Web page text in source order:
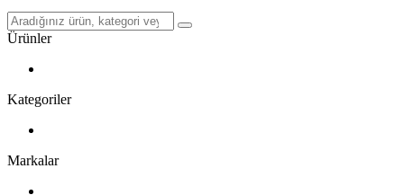
Ürünler
Kategoriler
Markalar